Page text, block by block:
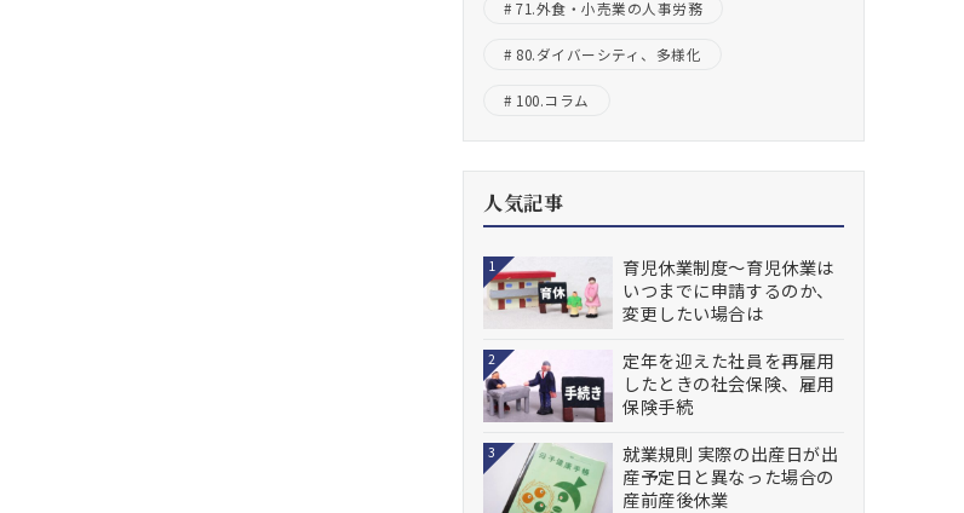
71.外食・小売業の人事労務
80.ダイバーシティ、多様化
100.コラム
人気記事
1
育児休業制度～育児休業は
いつまでに申請するのか、
変更したい場合は
2
定年を迎えた社員を再雇用
したときの社会保険、雇用
保険手続
3
就業規則 実際の出産日が出
産予定日と異なった場合の
産前産後休業